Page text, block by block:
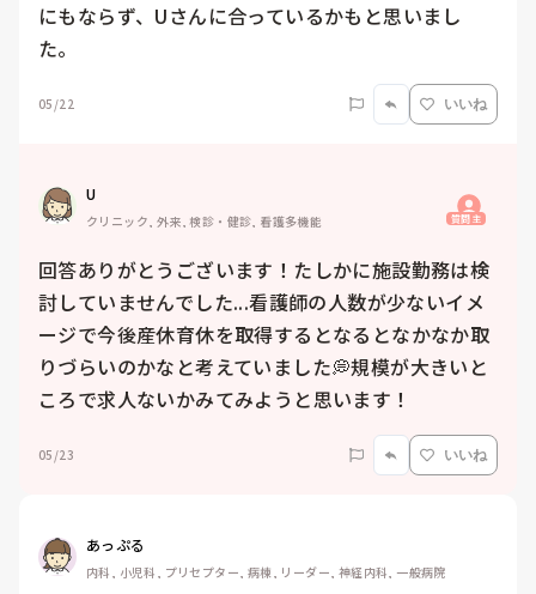
にもならず、Uさんに合っているかもと思いまし
た。
05/22 いいね
U
クリニック, 外来, 検診・健診, 看護多機能 質問主
回答ありがとうございます！たしかに施設勤務は検
討していませんでした...看護師の人数が少ないイメ
ージで今後産休育休を取得するとなるとなかなか取
りづらいのかなと考えていました💭規模が大きいと
ころで求人ないかみてみようと思います！
05/23 いいね
あっぷる
内科, 小児科, プリセプター, 病棟, リーダー, 神経内科, 一般病院